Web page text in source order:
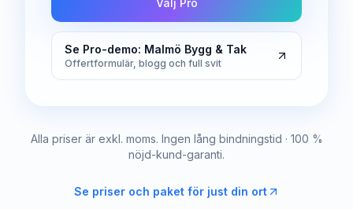
Välj Pro
Se Pro-demo: Malmö Bygg & Tak
Offertformulär, blogg och full svit
Alla priser är exkl. moms. Ingen lång bindningstid · 100 %
nöjd-kund-garanti.
Se priser och paket för just din ort